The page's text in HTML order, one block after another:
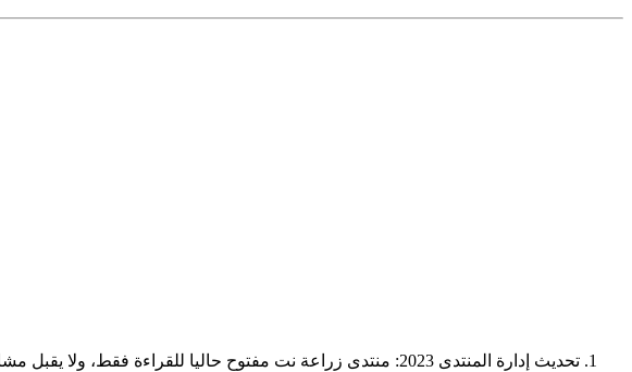
تحديث إدارة المنتدى 2023: منتدى زراعة نت مفتوح حاليا للقراءة فقط، ولا يقبل مشاركات جديدة. يمكنكم استخدام الشريط الظاهر أعلاه للبحث في كافة مواضيع المدوّنة والمنتدى.